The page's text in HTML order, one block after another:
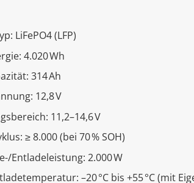
LiFePO4 (LFP)
4.020 Wh
314 Ah
12,8 V
11,2–14,6 V
≥ 8.000 (bei 70 % SOH)
Entladeleistung: 2.000 W
–20 °C bis +55 °C (mit